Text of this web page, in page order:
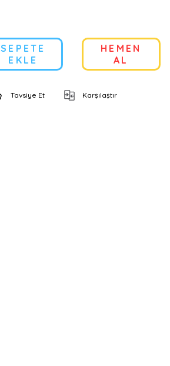
SEPETE
EKLE
HEMEN
AL
Tavsiye Et Karşılaştır